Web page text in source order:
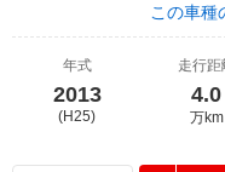
この車種
年式
2013
(H25)
走行距
4.0
万km